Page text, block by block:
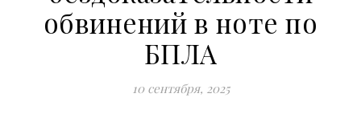
обвинений в ноте по
БПЛА
10 сентября, 2025